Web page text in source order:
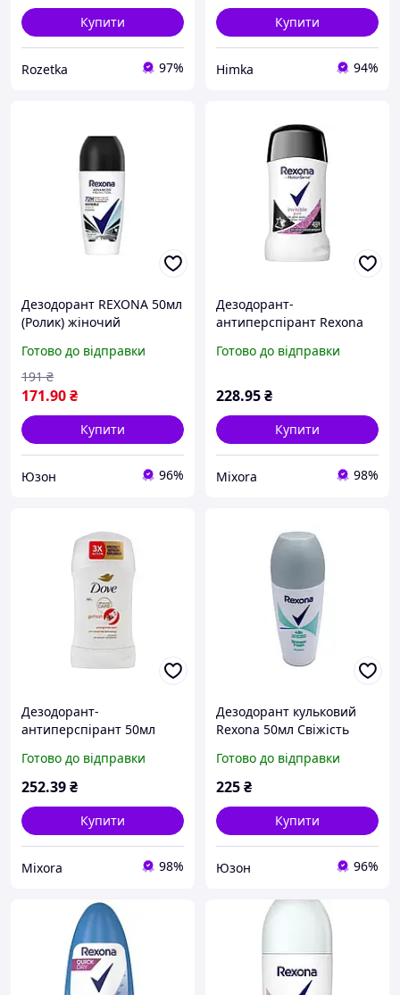
Купити
Rozetka 97%
Купити
Himka 94%
Дезодорант REXONA 50мл
(Ролик) жіночий
(Аква)"
Готово до відправки
171.90₴
191 ₴
Купити
Юзон 96%
Дезодорант-
антиперспірант Rexona
захист від поту "Lv"
Готово до відправки
228.95₴
Купити
Mixora 98%
Дезодорант-
антиперспірант 50мл
BP
Готово до відправки
252.39₴
Купити
Mixora 98%
Дезодорант кульковий
Rexona 50мл Свіжість
Готово до відправки
225₴
Купити
Юзон 96%